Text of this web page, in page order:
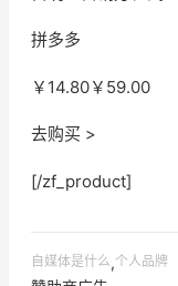
拼多多
￥14.80￥59.00
去购买 >
[/zf_product]
自媒体是什么,个人品牌